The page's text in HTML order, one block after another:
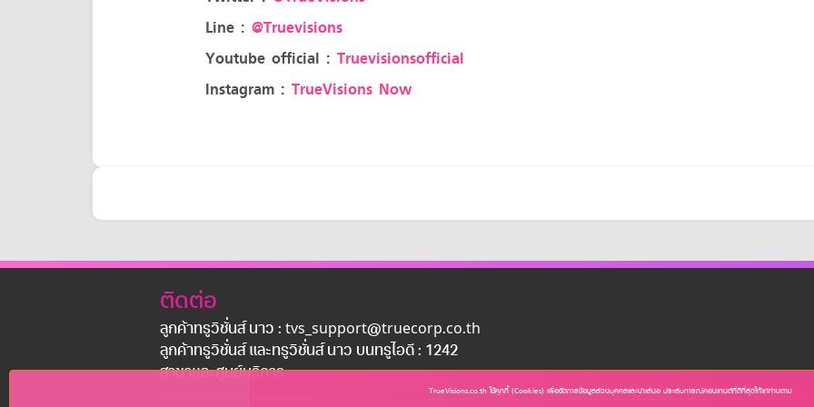
Line : @Truevisions
Youtube official : Truevisionsofficial
Instagram : TrueVisions Now
ติดต่อ
ลูกค้าทรูวิชั่นส์ นาว : tvs_support@truecorp.co.th
ลูกค้าทรูวิชั่นส์ และทรูวิชั่นส์ นาว บนทรูไอดี : 1242
สาขาเเละศูนย์บริการ
TrueVisions.co.th ใช้คุกกี้ (Cookies) เพื่อจัดการข้อมูลส่วนบุคคลและนำเสนอ ประสบการณ์คอนเทนต์ที่ดีที่สุดให้แก่ท่านตาม